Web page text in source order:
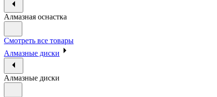
Алмазная оснастка
Смотреть все товары
Алмазные диски
Алмазные диски